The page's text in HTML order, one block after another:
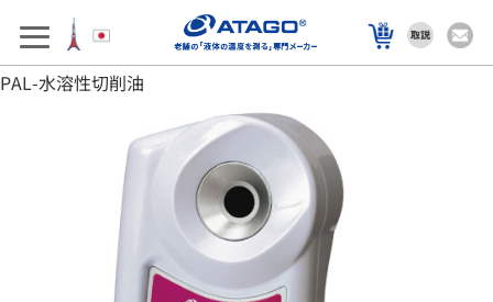
アフターサポート
製品を選ぶ
PAL-水溶性切削油